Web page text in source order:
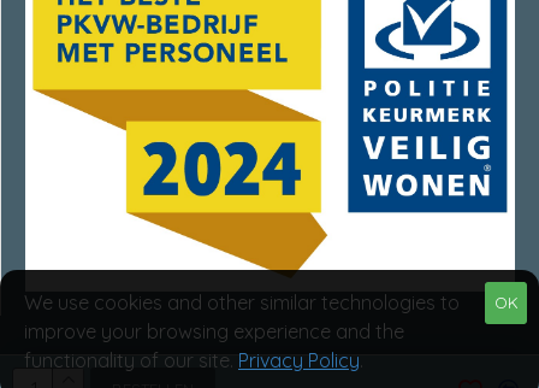
Van Rumpt Specialisten © 2025
OK
We use cookies and other similar technologies to
improve your browsing experience and the
functionality of our site. Privacy Policy.